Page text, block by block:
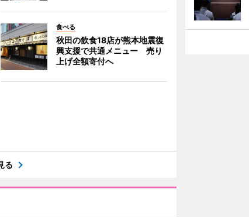
食べる
秋田の飲食18店が熊本地震復
興支援で共通メニュー 売り
上げ全額寄付へ
る